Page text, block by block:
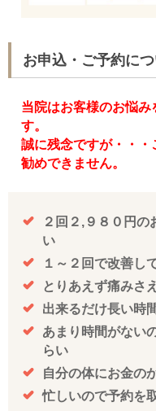
お申込・ご予約に
当院はお客様のお悩み
す。
誠に残念ですが・・
勧めできません。
２回２,９８０円
い
１～２回で改善し
とりあえず痛みさ
出来るだけ長い時
あまり時間がない
らい
自分の体にお金の
忙しいので予約を